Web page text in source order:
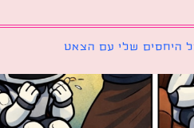
שלי עם הצאט